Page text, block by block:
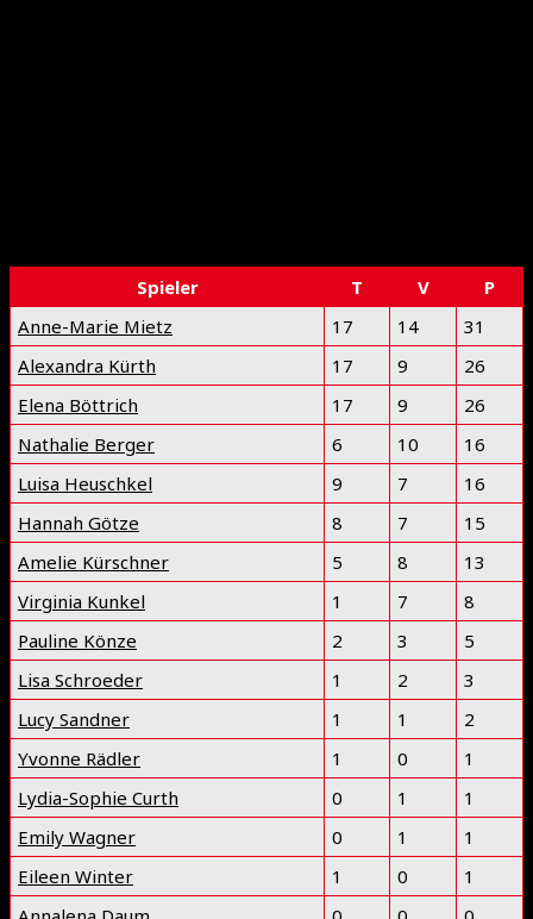
Spieler T V
P
Anne-Marie Mietz
17 14
31
Alexandra Kürth
17 9
26
Elena Böttrich
17 9
26
Nathalie Berger
6 10
16
Luisa Heuschkel
9 7
16
Hannah Götze
8 7
15
Amelie Kürschner
5 8
13
Virginia Kunkel
1 7
8
Pauline Könze
2 3
5
Lisa Schroeder
1 2
3
Lucy Sandner
1 1
2
Yvonne Rädler
1 0
1
Lydia-Sophie Curth
0 1
1
Emily Wagner
0 1
1
Eileen Winter
1 0
1